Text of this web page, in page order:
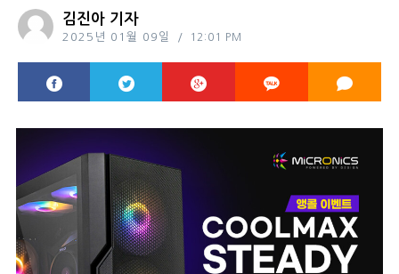
김진아 기자
2025년 01월 09일 12:01 PM